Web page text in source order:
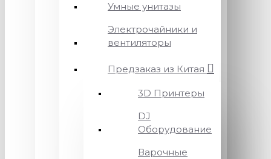
Умные унитазы
Электрочайники и
вентиляторы
Предзаказ из Китая
3D Принтеры
DJ
Оборудование
Варочные